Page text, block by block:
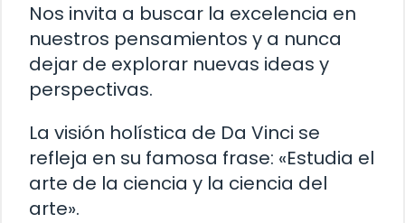
Nos invita a buscar la excelencia en
nuestros pensamientos y a nunca
dejar de explorar nuevas ideas y
perspectivas.
La visión holística de Da Vinci se
refleja en su famosa frase: «Estudia el
arte de la ciencia y la ciencia del
arte».